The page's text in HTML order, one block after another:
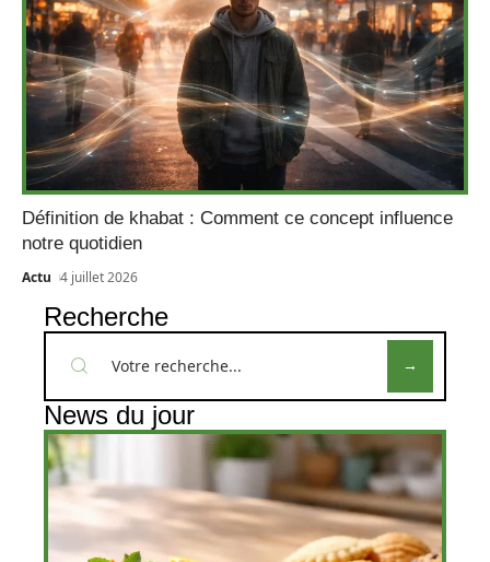
Définition de khabat : Comment ce concept influence
notre quotidien
Actu 4 juillet 2026
Recherche
News du jour